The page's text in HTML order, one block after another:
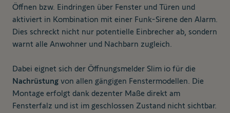
Öffnen bzw. Eindringen über Fenster und Türen und
aktiviert in Kombination mit einer Funk-Sirene den Alarm.
Dies schreckt nicht nur potentielle Einbrecher ab, sondern
warnt alle Anwohner und Nachbarn zugleich.
Dabei eignet sich der Öffnungsmelder Slim io für die
Nachrüstung von allen gängigen Fenstermodellen. Die
Montage erfolgt dank dezenter Maße direkt am
Fensterfalz und ist im geschlossen Zustand nicht sichtbar.